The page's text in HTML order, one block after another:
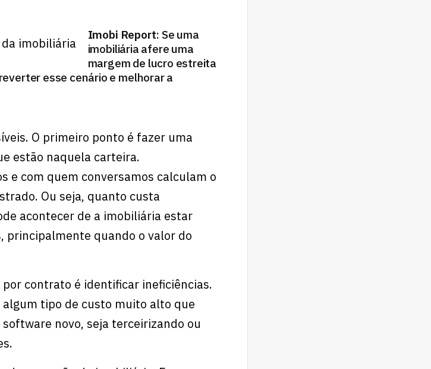
Imobi Report: Se uma
imobiliária afere uma
margem de lucro estreita
esse cenário e melhorar a
O primeiro ponto é fazer uma
estão naquela carteira.
e com quem conversamos calculam o
Ou seja, quanto custa
acontecer de a imobiliária estar
principalmente quando o valor do
contrato é identificar ineficiências.
tipo de custo muito alto que
novo, seja terceirizando ou